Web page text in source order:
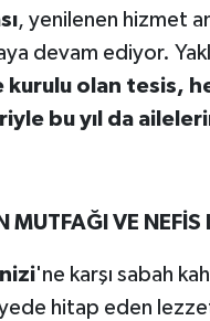
, yenilenen hizmet
devam ediyor.
kurulu olan tesis,
bu yıl da
MUTFAĞI VE NEFİS
'ne karşı sabah
hitap eden